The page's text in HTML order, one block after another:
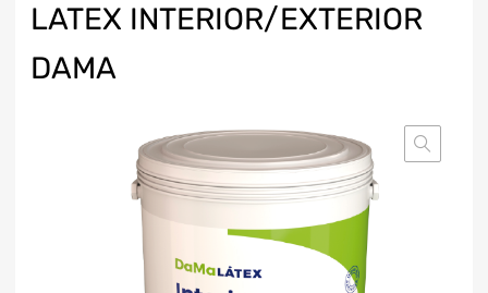
LATEX INTERIOR/EXTERIOR
DAMA